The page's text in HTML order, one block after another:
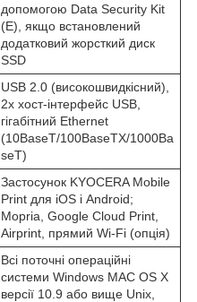
допомогою Data Security Kit
(E), якщо встановлений
додатковий жорсткий диск
SSD
USB 2.0 (високошвидкісний),
2x хост-інтерфейс USB,
гігабітний Ethernet
(10BaseT/100BaseTX/1000Ba
seT)
Застосунок KYOCERA Mobile
Print для iOS і Android;
Mopria, Google Cloud Print,
Airprint, прямий Wi-Fi (опція)
Всі поточні операційні
системи Windows MAC OS X
версії 10.9 або вище Unix,